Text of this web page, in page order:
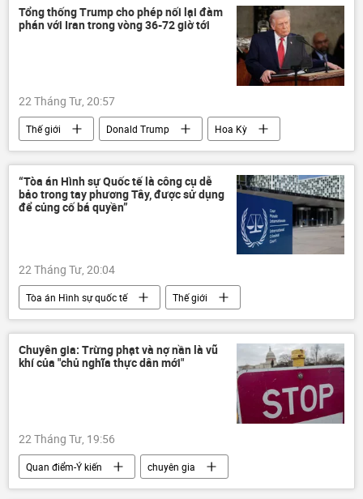
Tổng thống Trump cho phép nối lại đàm
phán với Iran trong vòng 36-72 giờ tới
22 Tháng Tư, 20:57
Thế giới Donald Trump
Hoa Kỳ
Chính trị
Iran
Israel
Trung Đông
Xung đột Mỹ-Iran
xung đột
Báo chí thế giới
“Tòa án Hình sự Quốc tế là công cụ dễ
bảo trong tay phương Tây, được sử dụng
để củng cố bá quyền”
22 Tháng Tư, 20:04
Tòa án Hình sự quốc tế
Thế giới
Chính trị
Quan điểm-Ý kiến
chuyên gia
phương Tây
Chuyên gia: Trừng phạt và nợ nần là vũ
khí của "chủ nghĩa thực dân mới"
22 Tháng Tư, 19:56
Quan điểm-Ý kiến
chuyên gia
Thế giới
Kinh tế
Chính trị